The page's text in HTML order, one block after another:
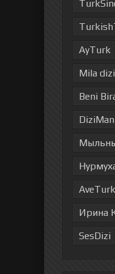
AyTurk
Mila dizi
Beni
AveTurk
Ирина
SesDizi